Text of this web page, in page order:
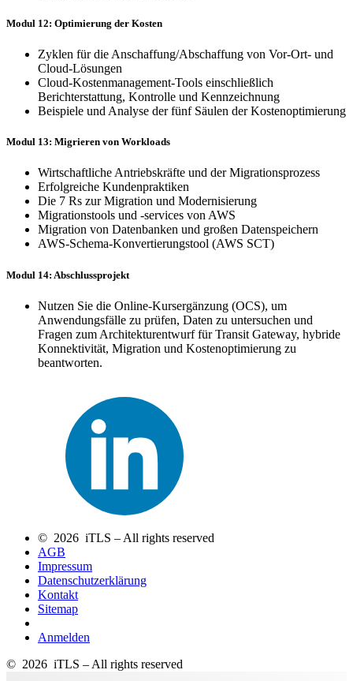
Modul 12: Optimierung der Kosten
Zyklen für die Anschaffung/Abschaffung von Vor-Ort- und
Cloud-Lösungen
Cloud-Kostenmanagement-Tools einschließlich
Berichterstattung, Kontrolle und Kennzeichnung
Beispiele und Analyse der fünf Säulen der Kostenoptimierung
Modul 13: Migrieren von Workloads
Wirtschaftliche Antriebskräfte und der Migrationsprozess
Erfolgreiche Kundenpraktiken
Die 7 Rs zur Migration und Modernisierung
Migrationstools und -services von AWS
Migration von Datenbanken und großen Datenspeichern
AWS-Schema-Konvertierungstool (AWS SCT)
Modul 14: Abschlussprojekt
Nutzen Sie die Online-Kursergänzung (OCS), um
Anwendungsfälle zu prüfen, Daten zu untersuchen und
Fragen zum Architekturentwurf für Transit Gateway, hybride
Konnektivität, Migration und Kostenoptimierung zu
beantworten.
© 2026 iTLS – All rights reserved
AGB
Impressum
Datenschutzerklärung
Kontakt
Sitemap
Anmelden
© 2026 iTLS – All rights reserved